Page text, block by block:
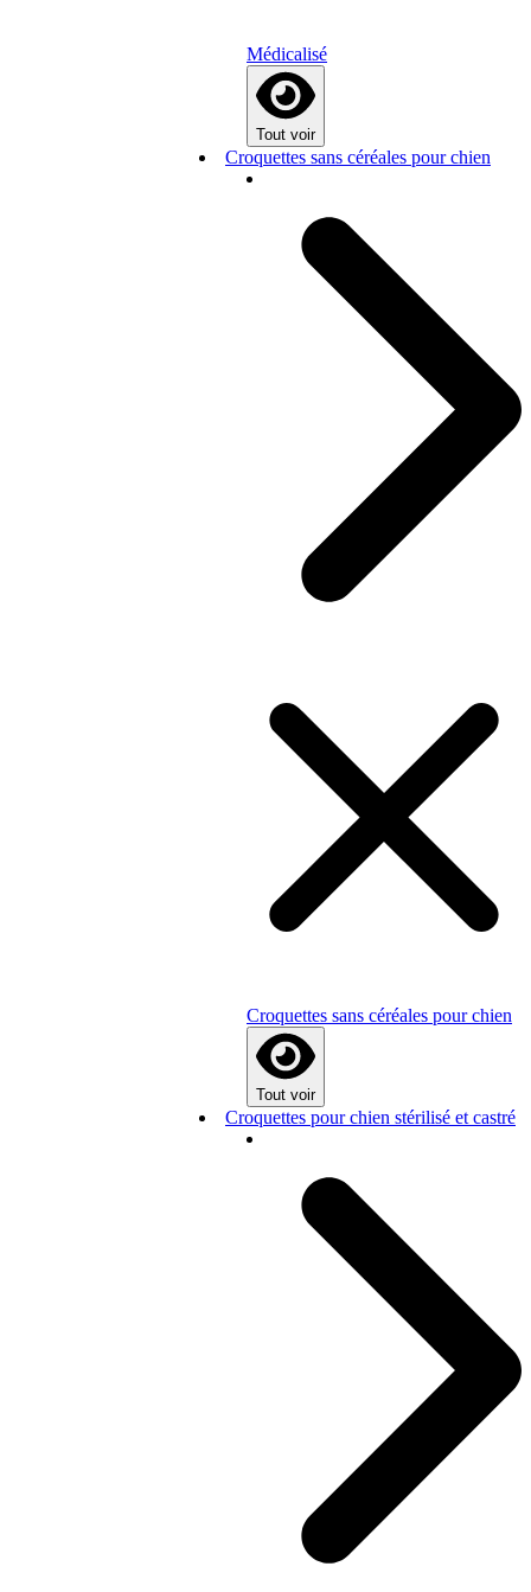
Médicalisé
Tout voir
Croquettes sans céréales pour chien
Croquettes sans céréales pour chien
Tout voir
Croquettes pour chien stérilisé et castré